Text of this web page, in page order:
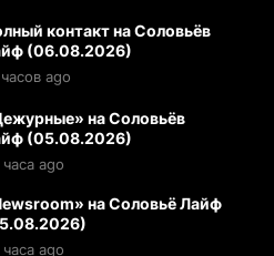
контакт на Соловьёв
(06.08.2026)
ago
на Соловьёв
(05.08.2026)
ago
на Соловьё Лайф
ago